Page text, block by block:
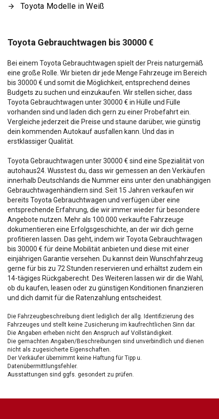
Toyota Modelle in Weiß
Toyota Gebrauchtwagen bis 30000 €
Bei einem Toyota Gebrauchtwagen spielt der Preis naturgemäß
eine große Rolle. Wir bieten dir jede Menge Fahrzeuge im Bereich
bis 30000 € und somit die Möglichkeit, entsprechend deines
Budgets zu suchen und einzukaufen. Wir stellen sicher, dass
Toyota Gebrauchtwagen unter 30000 € in Hülle und Fülle
vorhanden sind und laden dich gern zu einer Probefahrt ein.
Vergleiche jederzeit die Preise und staune darüber, wie günstig
dein kommenden Autokauf ausfallen kann. Und das in
erstklassiger Qualität.
Toyota Gebrauchtwagen unter 30000 € sind eine Spezialität von
autohaus24. Wusstest du, dass wir gemessen an den Verkäufen
innerhalb Deutschlands die Nummer eins unter den unabhängigen
Gebrauchtwagenhändlern sind. Seit 15 Jahren verkaufen wir
bereits Toyota Gebrauchtwagen und verfügen über eine
entsprechende Erfahrung, die wir immer wieder für besondere
Angebote nutzen. Mehr als 100.000 verkaufte Fahrzeuge
dokumentieren eine Erfolgsgeschichte, an der wir dich gerne
profitieren lassen. Das geht, indem wir Toyota Gebrauchtwagen
bis 30000 € für deine Mobilität anbieten und diese mit einer
einjährigen Garantie versehen. Du kannst dein Wunschfahrzeug
gerne für bis zu 72 Stunden reservieren und erhältst zudem ein
14-tägiges Rückgaberecht. Des Weiteren lassen wir dir die Wahl,
ob du kaufen, leasen oder zu günstigen Konditionen finanzieren
und dich damit für die Ratenzahlung entscheidest.
Die Fahrzeugbeschreibung dient lediglich der allg. Identifizierung des
Fahrzeuges und stellt keine Zusicherung im kaufrechtlichen Sinn dar.
Die Angaben erheben nicht den Anspruch auf Vollständigkeit.
Die gemachten Angaben/Beschreibungen sind unverbindlich und dienen
nicht als zugesicherte Eigenschaften.
Der Verkäufer übernimmt keine Haftung für Tipp u.
Datenübermittlungsfehler.
Ausstattungen sind ggfs. gesondert zu prüfen.